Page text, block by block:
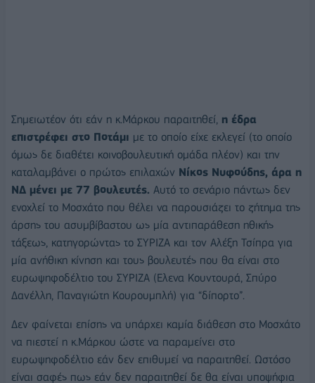
Σημειωτέον ότι εάν η κ.Μάρκου παραιτηθεί, η έδρα
επιστρέφει στο Ποτάμι με το οποίο είχε εκλεγεί (το οποίο
όμως δε διαθέτει κοινοβουλευτική ομάδα πλέον) και την
καταλαμβάνει ο πρώτος επιλαχών Νίκος Νυφούδης, άρα η
ΝΔ μένει με 77 βουλευτές. Αυτό το σενάριο πάντως δεν
ενοχλεί το Μοσχάτο που θέλει να παρουσιάζει το ζήτημα της
άρσης του ασυμβίβαστου ως μία αντιπαράθεση ηθικής
τάξεως, κατηγορώντας το ΣΥΡΙΖΑ και τον Αλέξη Τσίπρα για
μία ανήθικη κίνηση και τους βουλευτές που θα είναι στο
ευρωψηφοδέλτιο του ΣΥΡΙΖΑ (Ελενα Κουντουρά, Σπύρο
Δανέλλη, Παναγιώτη Κουρουμπλή) για “δίπορτο”.
Δεν φαίνεται επίσης να υπάρχει καμία διάθεση στο Μοσχάτο
να πιεστεί η κ.Μάρκου ώστε να παραμείνει στο
ευρωψηφοδέλτιο εάν δεν επιθυμεί να παραιτηθεί. Ωστόσο
είναι σαφές πως εάν δεν παραιτηθεί δε θα είναι υποψήφια